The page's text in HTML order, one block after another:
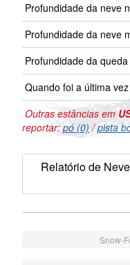
Profundidade da neve
Profundidade da neve
Profundidade da
Quando foi a última
Outras estâncias em
reportar: pó (0) /pista
Relatório de
Snow-